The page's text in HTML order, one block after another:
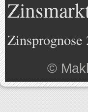
Zinsprognose
©